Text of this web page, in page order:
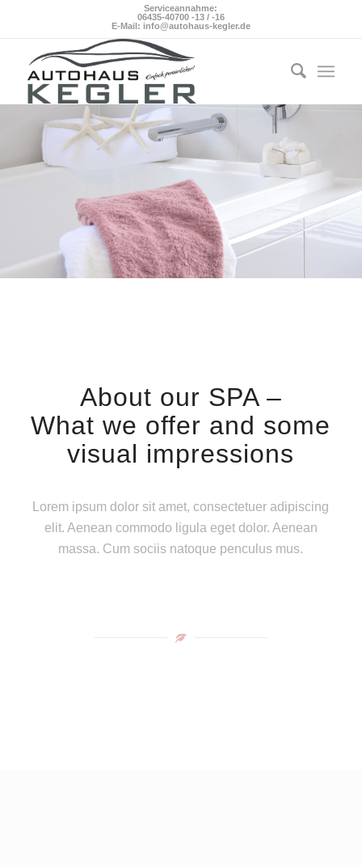
Serviceannahme:
06435-40700 -13 / -16
E-Mail: info@autohaus-kegler.de
About our SPA –
What we offer and some
visual impressions
Lorem ipsum dolor sit amet, consectetuer adipiscing
elit. Aenean commodo ligula eget dolor. Aenean
massa. Cum sociis natoque penculus mus.